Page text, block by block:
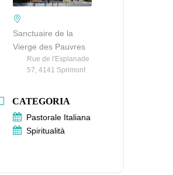
Sanctuaire de la
Vierge des Pauvres
Rue de l'Esplanade
57, 4141 Sprimont
CATEGORIA
Pastorale Italiana
Spiritualità